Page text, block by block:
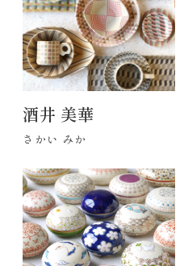
酒井 美華
さかい みか